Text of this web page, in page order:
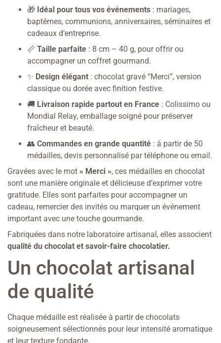
🎁 Idéal pour tous vos événements : mariages,
baptêmes, communions, anniversaires, séminaires et
cadeaux d’entreprise.
📏 Taille parfaite : 8 cm – 40 g, pour offrir ou
accompagner un coffret gourmand.
✨ Design élégant : chocolat gravé “Merci”, version
classique ou dorée avec finition festive.
🚚 Livraison rapide partout en France : Colissimo ou
Mondial Relay, emballage soigné pour préserver
fraîcheur et beauté.
👥 Commandes en grande quantité : à partir de 50
médailles, devis personnalisé par téléphone ou email.
Gravées avec le mot « Merci », ces médailles en chocolat
sont une manière originale et délicieuse d’exprimer votre
gratitude. Elles sont parfaites pour accompagner un
cadeau, remercier des invités ou marquer un événement
important avec une touche gourmande.
Fabriquées dans notre laboratoire artisanal, elles associent
qualité du chocolat et savoir-faire chocolatier.
Un chocolat artisanal
de qualité
Chaque médaille est réalisée à partir de chocolats
soigneusement sélectionnés pour leur intensité aromatique
et leur texture fondante.